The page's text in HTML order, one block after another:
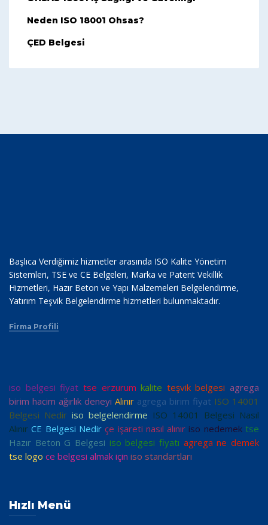
Neden ISO 18001 Ohsas?
ÇED Belgesi
Başlıca Verdiğimiz hizmetler arasında ISO Kalite Yönetim
Sistemleri, TSE ve CE Belgeleri, Marka ve Patent Vekillik
Hizmetleri, Hazır Beton ve Yapı Malzemeleri Belgelendirme,
Yatırım Teşvik Belgelendirme hizmetleri bulunmaktadır.
Firma Profili
iso belgesi fiyat tse erzurum kalite teşvik belgesi agrega
birim hacim ağırlık deneyi Alınır agrega birim fiyat ISO 14001
Belgesi Nedir iso belgelendirme ISO 14001 Belgesi Nasıl
Alınır CE Belgesi Nedir çe işareti nasıl alınır iso nedemek tse
Hazır Beton G Belgesi iso belgesi fiyatı agrega ne demek
tse logo ce belgesi almak için iso standartları
Hızlı Menü